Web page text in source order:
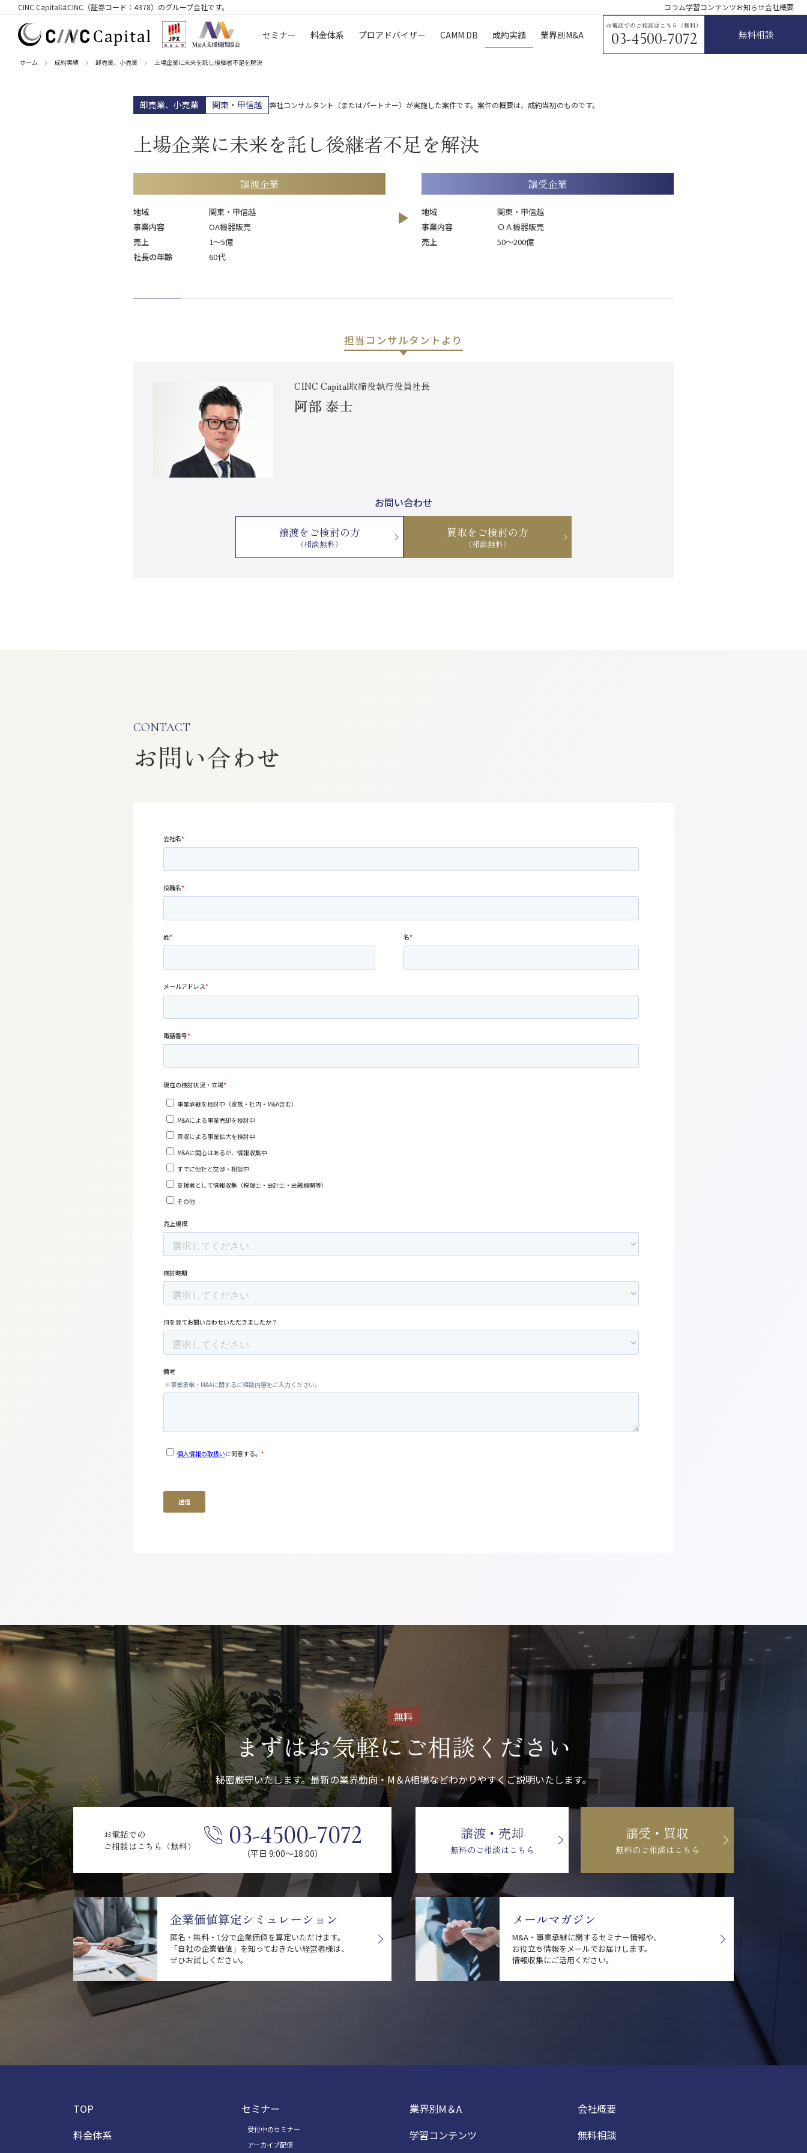
CINC CapitalはCINC（証券コード：4378）のグループ会社です。 コラム学習コンテンツお知らせ会社概要
セミナー 料金体系 プロアドバイザー CAMM DB 成約実績 業界別M&A
お電話でのご相談はこちら（無料）
03-4500-7072 無料相談
ホーム 成約実績 卸売業、小売業 上場企業に未来を託し後継者不足を解決
卸売業、小売業 関東・甲信越 弊社コンサルタント（またはパートナー）が実施した案件です。案件の概要は、成約当初のものです。
上場企業に未来を託し後継者不足を解決
譲渡企業
地域
関東・甲信越
事業内容
OA機器販売
売上
1〜5億
社長の年齢
60代
譲受企業
地域
関東・甲信越
事業内容
ＯＡ機器販売
売上
50～200億
担当コンサルタントより
CINC Capital取締役執行役員社長
阿部 泰士
お問い合わせ
譲渡をご検討の方
（相談無料）
買取をご検討の方
（相談無料）
CONTACT
お問い合わせ
無料
まずはお気軽にご相談ください
秘密厳守いたします。最新の業界動向・M＆A相場などわかりやすくご説明いたします。
お電話での
ご相談はこちら（無料）
03-4500-7072
（平日 9:00〜18:00）
譲渡・売却
無料のご相談はこちら
譲受・買収
無料のご相談はこちら
企業価値算定シミュレーション
匿名・無料・1分で企業価値を算定いただけます。
「自社の企業価値」を知っておきたい経営者様は、
ぜひお試しください。
メールマガジン
M&A・事業承継に関するセミナー情報や、
お役立ち情報をメールでお届けします。
情報収集にご活用ください。
TOP
料金体系
セミナー
受付中のセミナー
アーカイブ配信
業界別M＆A
学習コンテンツ
会社概要
無料相談